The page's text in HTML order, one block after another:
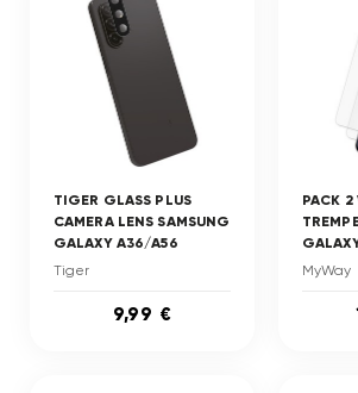
TIGER GLASS PLUS
CAMERA LENS SAMSUNG
GALAXY A36/A56
Tiger
9,99 €
PACK 2
MyWay